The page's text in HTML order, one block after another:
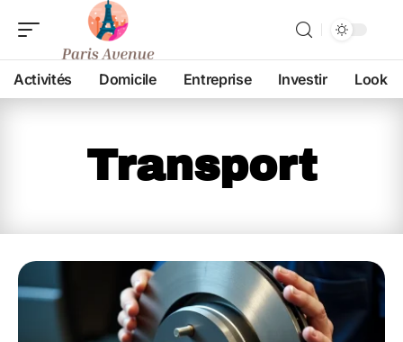
Activités Domicile Entreprise Investir Look
Transport